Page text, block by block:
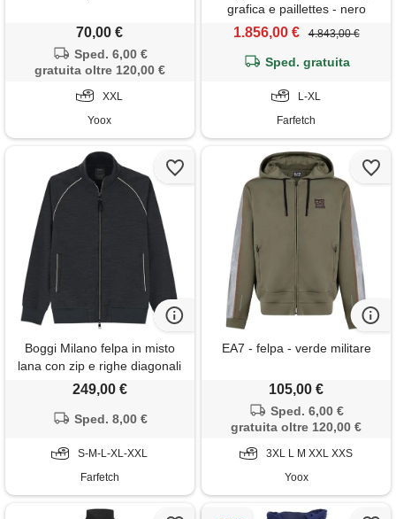
70,00 €
Sped. 6,00 €
gratuita oltre 120,00 €
XXL
Yoox
grafica e paillettes - nero
1.856,00 € 4.843,00 €
Sped. gratuita
L-XL
Farfetch
Boggi Milano felpa in misto
lana con zip e righe diagonali
- grigio
249,00 €
Sped. 8,00 €
S-M-L-XL-XXL
Farfetch
EA7 - felpa - verde militare
105,00 €
Sped. 6,00 €
gratuita oltre 120,00 €
3XL L M XXL XXS
Yoox